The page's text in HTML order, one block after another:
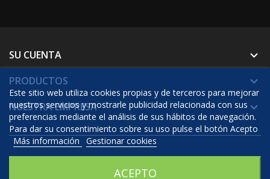
SU CUENTA 
PRODUCTOS 
NUESTRA EMPRESA 
Este sitio web utiliza cookies propias y de terceros para mejorar
nuestros servicios y mostrarle publicidad relacionada con sus
preferencias mediante el análisis de sus hábitos de navegación.
Para dar su consentimiento sobre su uso pulse el botón Acepto
Más información
Gestionar cookies
ACEPTO
© 2026 - Software Ecommerce desarrollado por Prestashop™